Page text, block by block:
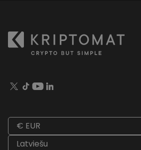
€ EUR
Latviešu